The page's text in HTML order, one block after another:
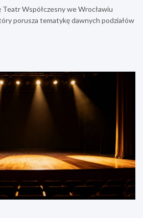
Teatr Współczesny we Wrocławiu
porusza tematykę dawnych podziałów